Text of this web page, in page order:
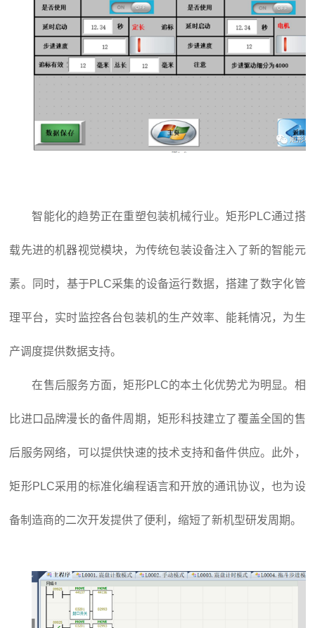
智能化的趋势正在重塑包装机械行业。矩形PLC通过搭
载先进的机器视觉模块，为传统包装设备注入了新的智能元
素。同时，基于PLC采集的设备运行数据，搭建了数字化管
理平台，实时监控各台包装机的生产效率、能耗情况，为生
产调度提供数据支持。
在售后服务方面，矩形PLC的本土化优势尤为明显。相
比进口品牌漫长的备件周期，矩形科技建立了覆盖全国的售
后服务网络，可以提供快速的技术支持和备件供应。此外，
矩形PLC采用的标准化编程语言和开放的通讯协议，也为设
备制造商的二次开发提供了便利，缩短了新机型研发周期。